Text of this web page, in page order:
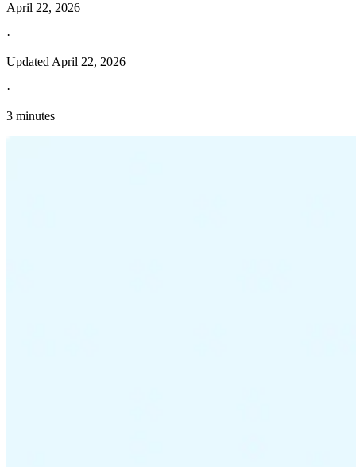
April 22, 2026
·
Updated April 22, 2026
·
3 minutes